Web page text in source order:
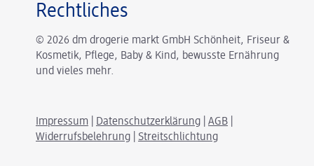
Rechtliches
© 2026 dm drogerie markt GmbH Schönheit, Friseur &
Kosmetik, Pflege, Baby & Kind, bewusste Ernährung
und vieles mehr.
Impressum Datenschutzerklärung AGB
Widerrufsbelehrung
Streitschlichtung